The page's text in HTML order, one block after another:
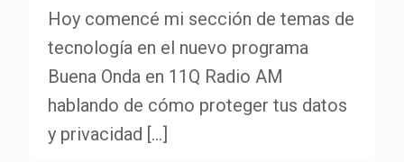
Hoy comencé mi sección de temas de
tecnología en el nuevo programa
Buena Onda en 11Q Radio AM
hablando de cómo proteger tus datos
y privacidad […]